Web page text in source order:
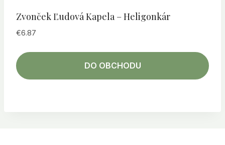
Zvonček Ľudová Kapela – Heligonkár
€6.87
DO OBCHODU